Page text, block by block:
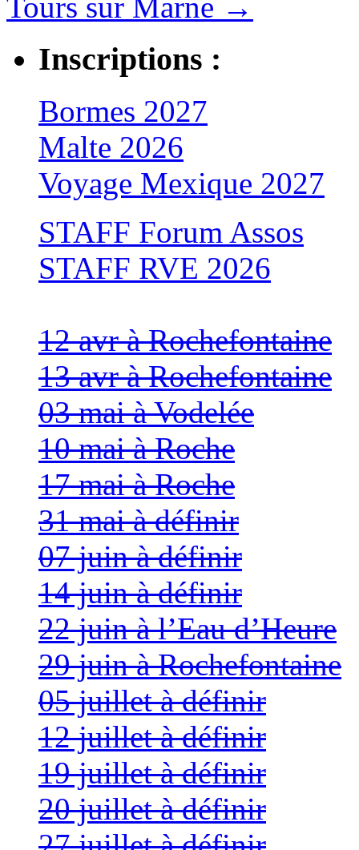
Tours sur Marne →
Inscriptions :
Bormes 2027
Malte 2026
Voyage Mexique 2027
STAFF Forum Assos
STAFF RVE 2026
12 avr à Rochefontaine
13 avr à Rochefontaine
03 mai à Vodelée
10 mai à Roche
17 mai à Roche
31 mai à définir
07 juin à définir
14 juin à définir
22 juin à l’Eau d’Heure
29 juin à Rochefontaine
05 juillet à définir
12 juillet à définir
19 juillet à définir
20 juillet à définir